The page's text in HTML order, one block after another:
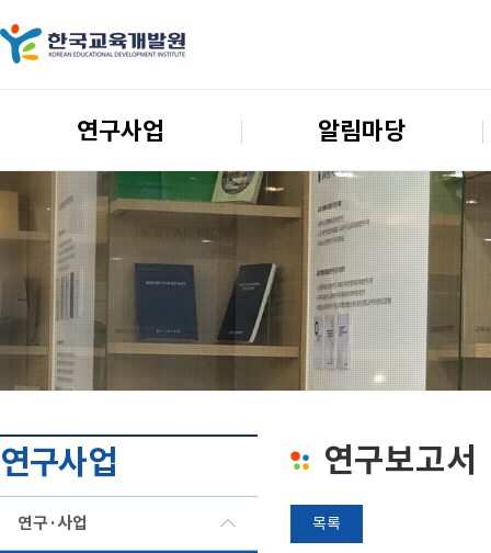
연구사업 알림마당
연구사업
연구·사업
연구보고서
목록